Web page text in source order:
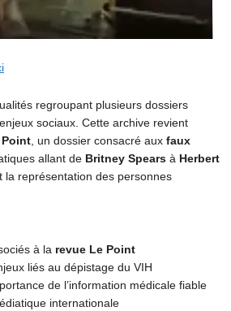
regroupant plusieurs dossiers
sociaux. Cette archive revient
Point, un dossier consacré aux faux
allant de Britney Spearsà Herbert
la représentation des personnes
à la revue Le Point
liés au dépistage du VIH
de l’information médicale fiable
internationale